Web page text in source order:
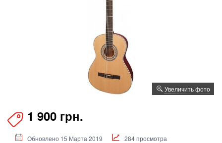
Увеличить фото
1 900 грн.
Обновлено 15 Марта 2019 284 просмотра